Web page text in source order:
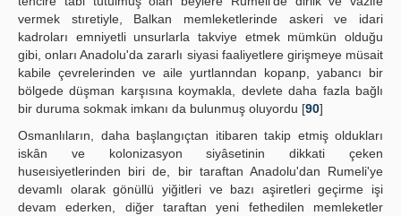
vermek stıretiyle, Balkan memleketlerinde askeri ve idari
kadroları emniyetli unsurlarla takviye etmek mümkün olduğu
gibi, onları Anadolu'da zararlı siyasi faaliyetlere girişmeye müsait
kabile çevrelerinden ve aile yurtlanndan kopanp, yabancı bir
bölgede düşman karşısına koymakla, devlete daha fazla bağlı
bir duruma sokmak imkanı da bulunmuş oluyordu [90]
Osmanlıların, daha başlangıçtan itibaren takip etmiş oldukları
iskân ve kolonizasyon siyâsetinin dikkati çeken
huseısiyetlerinden biri de, bir taraftan Anadolu'dan Rumeli'ye
devamlı olarak gönüllü yiğitleri ve bazı aşiretleri geçirme işi
devam ederken, diğer taraftan yeni fethedilen memleketler